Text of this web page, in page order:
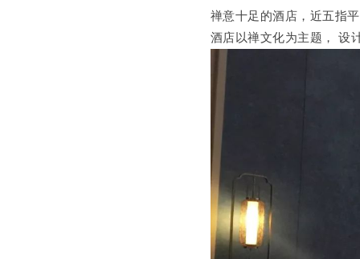
禅意十足的酒店，近五指
酒店以禅文化为主题， 设